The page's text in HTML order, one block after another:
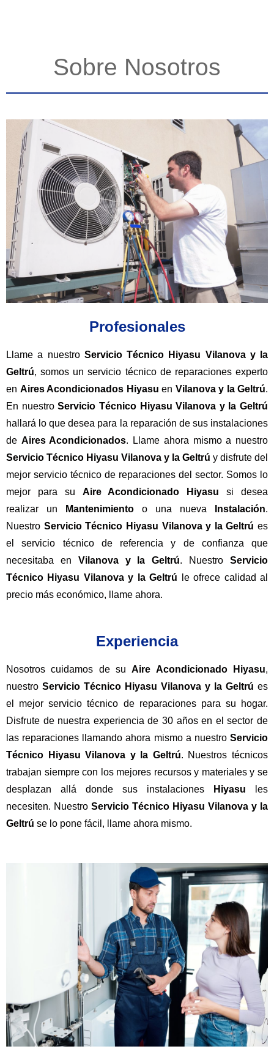
Sobre Nosotros
Profesionales
Llame a nuestro Servicio Técnico Hiyasu Vilanova y la
Geltrú, somos un servicio técnico de reparaciones experto
en Aires Acondicionados Hiyasu en Vilanova y la Geltrú.
En nuestroServicio Técnico Hiyasu Vilanova y la Geltrú
hallará lo que desea para la reparación de sus instalaciones
de Aires Acondicionados. Llame ahora mismo a nuestro
Servicio Técnico Hiyasu Vilanova y la Geltrú y disfrute del
mejor servicio técnico de reparaciones del sector. Somos lo
mejor para su Aire Acondicionado Hiyasu si desea
realizar un
Mantenimiento o una nueva Instalación.
Nuestro Servicio Técnico Hiyasu Vilanova y la Geltrú es
el servicio técnico de referencia y de confianza que
necesitaba en Vilanova y la Geltrú. NuestroServicio
Técnico Hiyasu Vilanova y la Geltrú le ofrece calidad al
precio más económico, llame ahora.
Experiencia
Nosotros cuidamos de suAire Acondicionado Hiyasu,
nuestro Servicio Técnico Hiyasu Vilanova y la Geltrú es
el mejor servicio técnico de reparaciones para su hogar.
Disfrute de nuestra experiencia de 30 años en el sector de
las reparaciones llamando ahora mismo a nuestro Servicio
Técnico Hiyasu Vilanova y la Geltrú. Nuestros técnicos
trabajan siempre con los mejores recursos y materiales y se
desplazan allá donde sus instalaciones
Hiyasu les
necesiten. Nuestro Servicio Técnico Hiyasu Vilanova y la
Geltrú se lo pone fácil, llame ahora mismo.